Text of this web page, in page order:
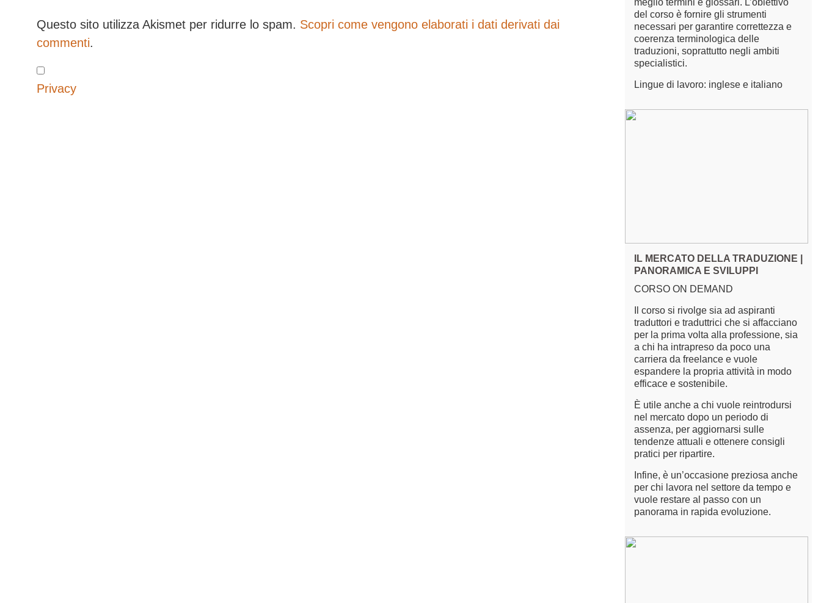
Questo sito utilizza Akismet per ridurre lo spam. Scopri come vengono elaborati i dati derivati dai
commenti.
Privacy
meglio termini e glossari. L’obiettivo
del corso è fornire gli strumenti
necessari per garantire correttezza e
coerenza terminologica delle
traduzioni, soprattutto negli ambiti
specialistici.
Lingue di lavoro: inglese e italiano
IL MERCATO DELLA TRADUZIONE |
PANORAMICA E SVILUPPI
CORSO ON DEMAND
Il corso si rivolge sia ad aspiranti
traduttori e traduttrici che si affacciano
per la prima volta alla professione, sia
a chi ha intrapreso da poco una
carriera da freelance e vuole
espandere la propria attività in modo
efficace e sostenibile.
È utile anche a chi vuole reintrodursi
nel mercato dopo un periodo di
assenza, per aggiornarsi sulle
tendenze attuali e ottenere consigli
pratici per ripartire.
Infine, è un’occasione preziosa anche
per chi lavora nel settore da tempo e
vuole restare al passo con un
panorama in rapida evoluzione.